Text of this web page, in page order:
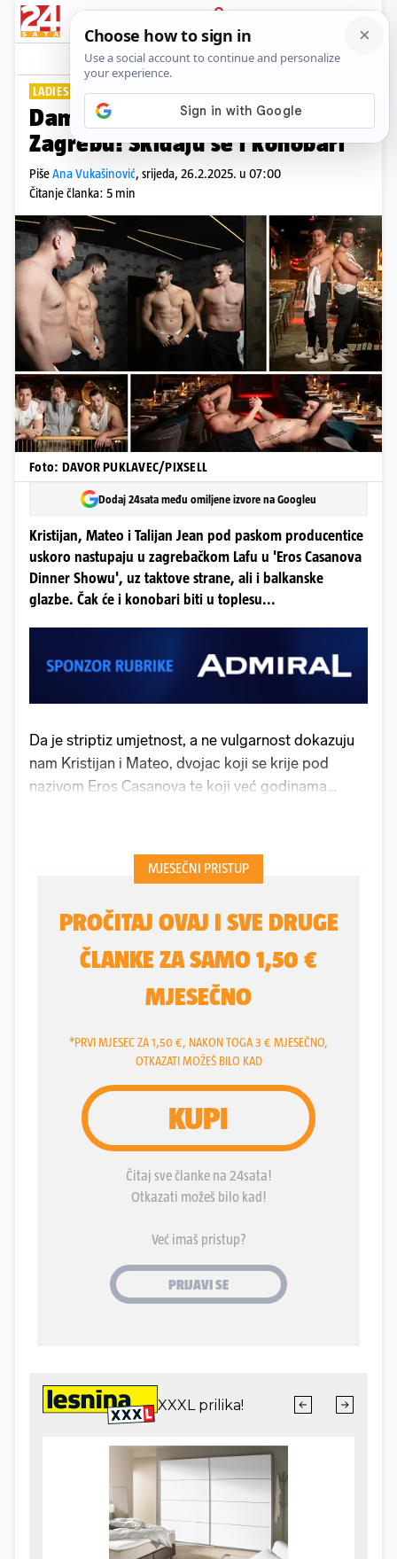
PRIJAVA
Lifestyle Komentari
LADIES NIGHT PLUS+
Dame, čeka vas seksi nastup u
Zagrebu! Skidaju se i konobari
PišeAna Vukašinović, srijeda, 26.2.2025. u 07:00
Čitanje članka: 5 min
Foto: DAVOR PUKLAVEC/PIXSELL
Dodaj 24sata među omiljene izvore na Googleu
Kristijan, Mateo i Talijan Jean pod paskom producentice
uskoro nastupaju u zagrebačkom Lafu u 'Eros Casanova
Dinner Showu', uz taktove strane, ali i balkanske
glazbe. Čak će i konobari biti u toplesu...
Da je striptiz umjetnost, a ne vulgarnost dokazuju
nam Kristijan i Mateo, dvojac koji se krije pod
nazivom Eros Casanova te koji već godinama
producenticom Tenom Miličić (31) pripremili nešto
novo i originalno - "Eros Casanova Dinner Show",
izvesti u poznatom zagrebačkom noćnom klubu
Laf kraj Savskog nasipa. Nastup s dozom luksuza u
cabaret stilu izmamit će uzbuđenje kad momci s
još jednim pridruženim talijanskim plesačem kroče
strane hitove.